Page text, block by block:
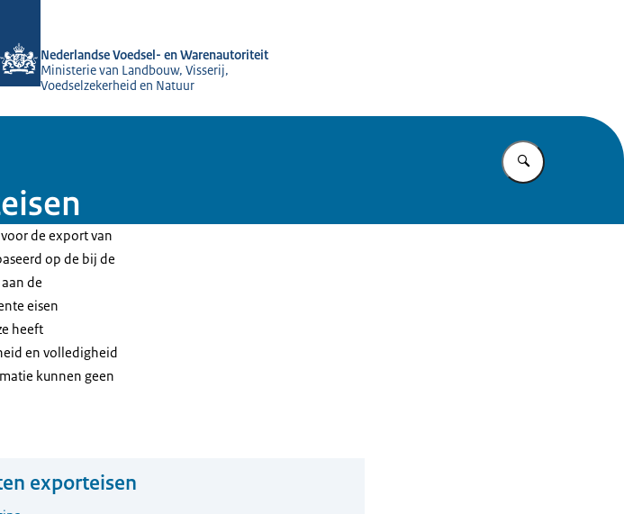
Nederlandse Voedsel- en Warenautoriteit
Ministerie van Landbouw, Visserij,
Voedselzekerheid en Natuur
Vul in wat u
de export van
op de bij de
de
eisen
heeft
en volledigheid
kunnen geen
exporteisen